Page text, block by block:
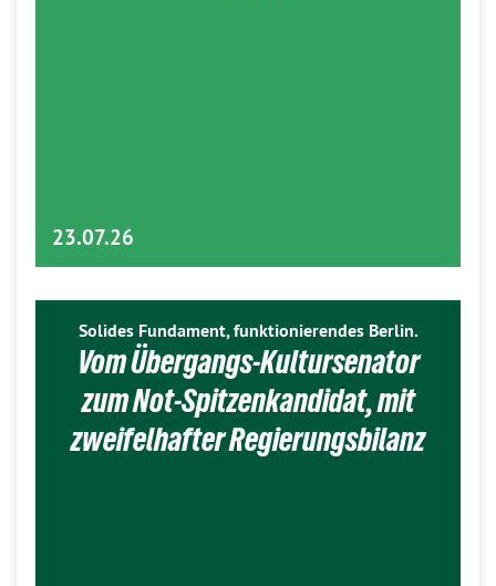
23.07.26
Solides Fundament, funktionierendes Berlin.
Vom Übergangs-Kultursenator
zum Not-Spitzenkandidat, mit
zweifelhafter Regierungsbilanz